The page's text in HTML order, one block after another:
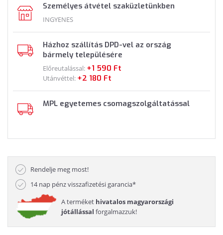
Személyes átvétel szaküzletünkben
INGYENES
Házhoz szállítás DPD-vel az ország
bármely településére
Előreutalással: +1 590 Ft
Utánvéttel: +2 180 Ft
MPL egyetemes csomagszolgáltatással
Rendelje meg most!
14 nap pénz visszafizetési garancia*
A terméket hivatalos magyarországi
jótállással forgalmazzuk!